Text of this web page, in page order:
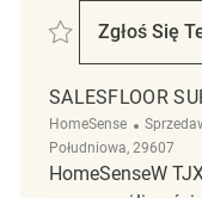
Zapisać Backroom
Zgłoś Się
SALESFLOOR
HomeSense
Południowa, 29607
HomeSenseW